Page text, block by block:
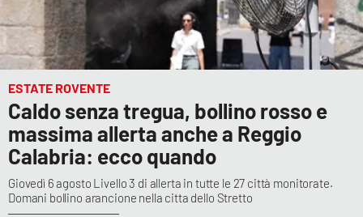
ESTATE ROVENTE
Caldo senza tregua, bollino rosso e
massima allerta anche a Reggio
Calabria: ecco quando
Giovedì 6 agosto Livello 3 di allerta in tutte le 27 città monitorate.
Domani bollino arancione nella citta dello Stretto